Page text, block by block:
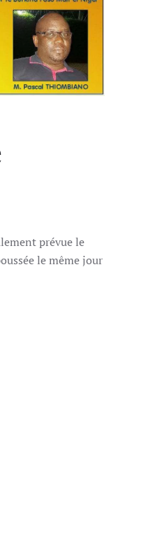
prévue le
le même jour